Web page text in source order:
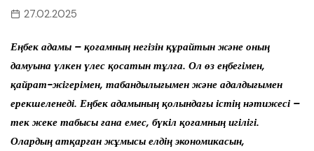
27.02.2025
Еңбек адамы – қоғамның негізін құрайтын және оның
дамуына үлкен үлес қосатын тұлға. Ол өз еңбегімен,
қайрат-жігерімен, табандылығымен және адалдығымен
ерекшеленеді. Еңбек адамының қолындағы істің нәтижесі –
тек жеке табысы ғана емес, бүкіл қоғамның игілігі.
Олардың атқарған жұмысы елдің экономикасын,